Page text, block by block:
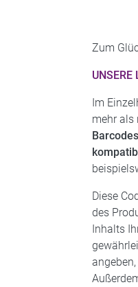
Zum
UNSERE
Im
mehr als
Barcodes
Diese
des
Inhalts